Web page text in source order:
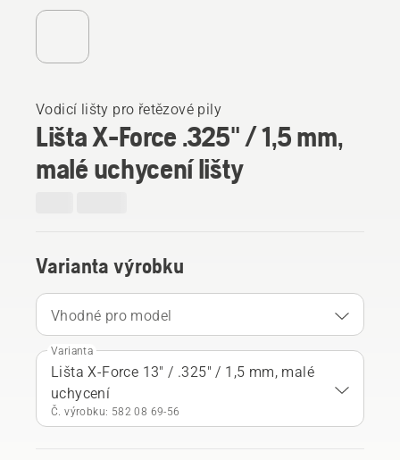
Vodicí lišty pro řetězové pily
Lišta X-Force .325" / 1,5 mm,
malé uchycení lišty
Varianta výrobku
Vhodné pro model
Varianta
Lišta X-Force 13" / .325" / 1,5 mm, malé
uchycení
Č. výrobku: 582 08 69‑56